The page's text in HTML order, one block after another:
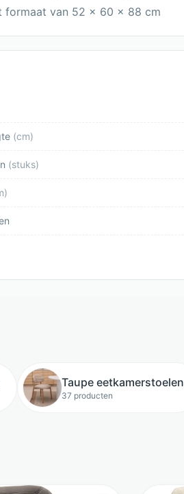
formaat van 52 x 60 x 88 cm
(cm)
(stuks)
)
Taupe eetkamerstoelen
37 producten